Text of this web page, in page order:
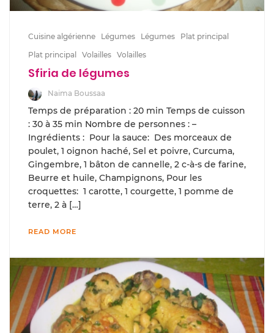
Cuisine algérienne Légumes Légumes
Plat principal
Plat principal
Volailles Volailles
Sfiria de légumes
Naima Boussaa
Temps de préparation : 20 min Temps de cuisson
: 30 à 35 min Nombre de personnes : –
Ingrédients : Pour la sauce: Des morceaux de
poulet, 1 oignon haché, Sel et poivre, Curcuma,
Gingembre, 1 bâton de cannelle, 2 c-à-s de farine,
Beurre et huile, Champignons, Pour les
croquettes: 1 carotte, 1 courgette, 1 pomme de
terre, 2 à […]
READ MORE